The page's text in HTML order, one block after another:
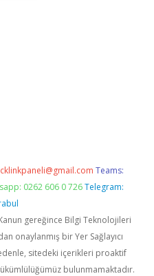
Teams:
0262 606 0 726 Telegram:
Kanun gereğince Bilgi Teknolojileri
onaylanmış bir Yer Sağlayıcı
sitedeki içerikleri proaktif
bulunmamaktadır.